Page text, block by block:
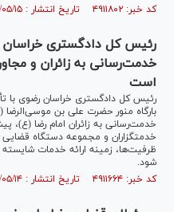
کد خبر: ۴۹۱۱۸۰۲ تاریخ انتشار : ۱۴۰۵/۰۵/۱۵
رئیس کل دادگستری
خدمت‌رسانی به زائران و
است
رئیس کل دادگستری خراسان رضوی با
بارگاه منور حضرت علی بن
خدمت‌رسانی به زائران امام رضا (ع)،
خدمتگزاران و مجموعه دستگاه قضایی
ظرفیت‌ها، زمینه ارائه خدمات شایسته
شود.
کد خبر: ۴۹۱۱۶۶۴ تاریخ انتشار : ۱۴۰۵/۰۵/۱۴